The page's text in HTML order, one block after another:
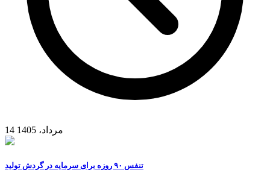
14 مرداد، 1405
تنفس ۹۰ روزه برای سرمایه در گردش تولید